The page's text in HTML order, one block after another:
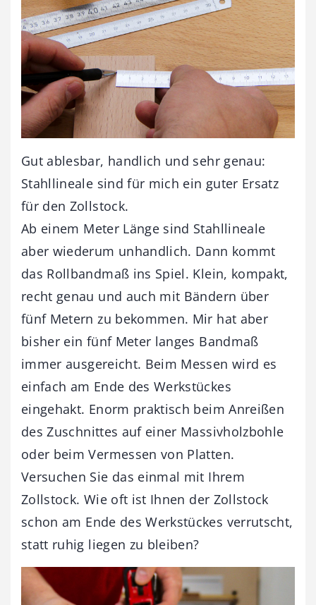
Gut ablesbar, handlich und sehr genau:
Stahllineale sind für mich ein guter Ersatz
für den Zollstock.
Ab einem Meter Länge sind Stahllineale
aber wiederum unhandlich. Dann kommt
das Rollbandmaß ins Spiel. Klein, kompakt,
recht genau und auch mit Bändern über
fünf Metern zu bekommen. Mir hat aber
bisher ein fünf Meter langes Bandmaß
immer ausgereicht. Beim Messen wird es
einfach am Ende des Werkstückes
eingehakt. Enorm praktisch beim Anreißen
des Zuschnittes auf einer Massivholzbohle
oder beim Vermessen von Platten.
Versuchen Sie das einmal mit Ihrem
Zollstock. Wie oft ist Ihnen der Zollstock
schon am Ende des Werkstückes verrutscht,
statt ruhig liegen zu bleiben?